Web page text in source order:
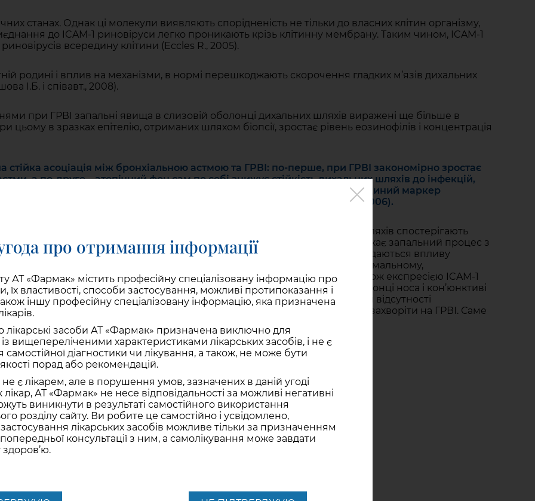
станах. Однак ці молекули виявляють спорідненість не тільки до власних клітин організму,
до ICAM-1 риновіруси легко проникають крізь клітинну мембрану. Таким чином, ICAM-1
всередину клітини (Eccles R., 2005).
родині і вплив на механізми, в нормі перешкоджають скорочення гладких м’язів дихальних
І.Б. і співавт., 2008).
при ГРВІ запальні явища в слизовій оболонці дихальних шляхів виражені ще більше в
в зразках епітелію, отриманих шляхом біопсії, зростає рівень еозинофілів і концентрація
асоціація між бронхіальною астмою та ГРВІ: по-перше, при ГРВІ закономірно зростає
а по-друге – атопічний фон сам по собі знижує стійкість дихальних шляхів до інфекцій,
». Таким чином, симптоми алергії не можуть більше розглядатися як єдиний маркер
симптоматика – це тільки «пік алергічного айсберга» (Зайцева О.В., 2006).
в періоди ремісії в слизовій оболонці верхніх і нижніх дихальних шляхів спостерігають
запалення » (МПВ). МПВ представляє собою постійно протікає запальний процес з
відсутності симптоматики персистирует у пацієнтів з алергією, що піддаються впливу
МПВ характеризується підтримкою каскаду запальних реакцій на мінімальному,
тканин запальними клітинами (еозинофілами, нейтрофілами), а також експресією ICAM-1
що при МПВ концентрація молекул ICAM-1 в слизовій оболонці носа і кон’юнктиві
F. et al., 2010). Таким чином, у пацієнтів з алергією в анамнезі навіть при відсутності
що підвищує ризик проникнення риновірусу і, відповідно, ризик захворіти на ГРВІ. Саме
антигістамінних препаратів.
terapii-orvi-u-pacientov-s-allergicheskimi-zabolevaniyami
про отримання інформації
АТ «Фармак» містить професійну спеціалізовану інформацію про
їх властивості, способи застосування, можливі протипоказання і
іншу професійну спеціалізовану інформацію, яка призначена
лікарські засоби АТ «Фармак» призначена виключно для
вищепереліченими характеристиками лікарських засобів, і не є
діагностики чи лікування, а також, не може бути
порад або рекомендацій.
є лікарем, але в порушення умов, зазначених в даній угоді
лікар, АТ «Фармак» не несе відповідальності за можливі негативні
виникнути в результаті самостійного використання
розділу сайту. Ви робите це самостійно і усвідомлено,
лікарських засобів можливе тільки за призначенням
попередньої консультації з ним, а самолікування може завдати